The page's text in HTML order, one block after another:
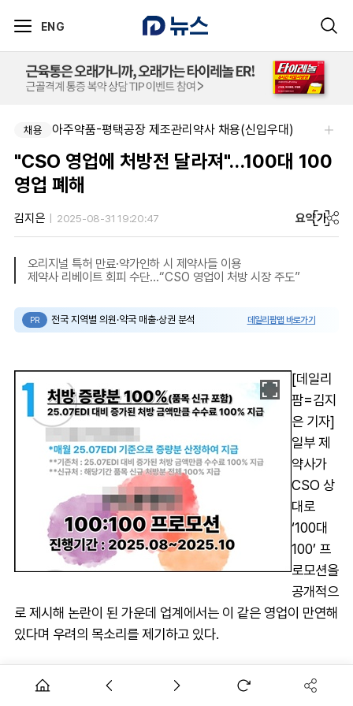
ENG
채용 아주약품-평택공장 제조관리약사 채용(신입우대)
"CSO 영업에 처방전 달라져"…100대 100
영업 폐해
김지은 2025-08-31 19:20:47 요약가
오리지널 특허 만료·약가인하 시 제약사들 이용
제약사 리베이트 회피 수단…“CSO 영업이 처방 시장 주도”
PR 전국 지역별 의원·약국 매출·상권 분석 데일리팜맵 바로가기
[데일리
팜=김지
은 기자]
일부 제
약사가
CSO 상
대로
‘100대
100’ 프
로모션을
공개적으
로 제시해 논란이 된 가운데 업계에서는 이 같은 영업이 만연해
있다며 우려의 목소리를 제기하고 있다.
28일 제약·의약품 유통업계 관계자들에 따르면 자사 영업망이